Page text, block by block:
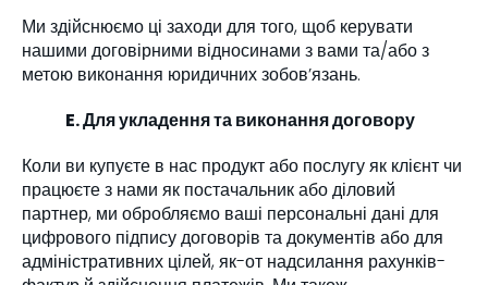
Ми здійснюємо ці заходи для того, щоб керувати
нашими договірними відносинами з вами та/або з
метою виконання юридичних зобов’язань.
E. Для укладення та виконання договору
Коли ви купуєте в нас продукт або послугу як клієнт чи
працюєте з нами як постачальник або діловий
партнер, ми обробляємо ваші персональні дані для
цифрового підпису договорів та документів або для
адміністративних цілей, як-от надсилання рахунків-